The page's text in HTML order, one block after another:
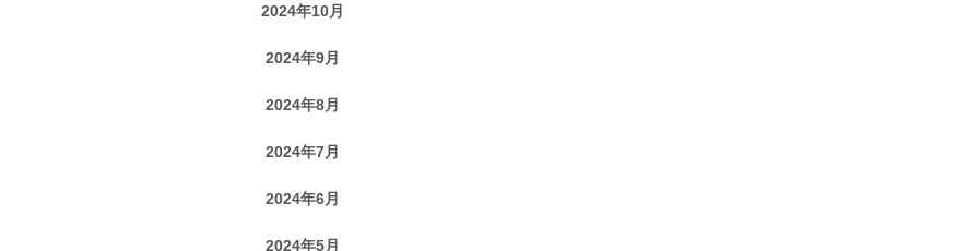
2024年10月
2024年9月
2024年8月
2024年7月
2024年6月
2024年5月